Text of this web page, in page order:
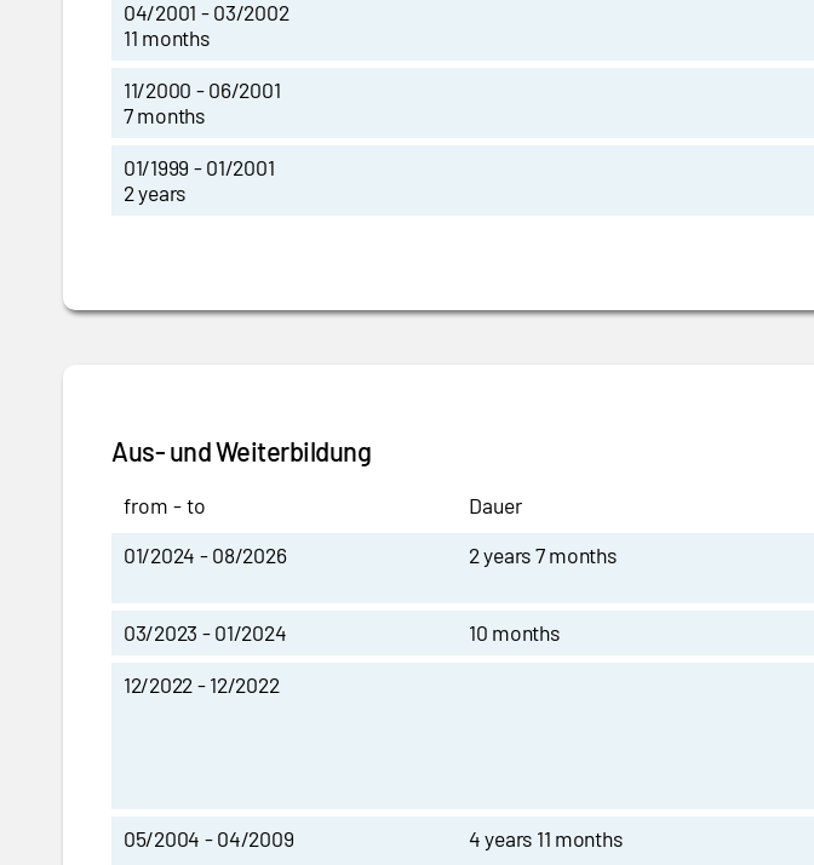
04/2001 - 03/2002
11 months
11/2000 - 06/2001
7 months
01/1999 - 01/2001
2 years
Aus- und Weiterbildung
from - to Dauer
01/2024 - 08/2026
2 years 7 months
03/2023 - 01/2024 10 months
12/2022 - 12/2022
05/2004 - 04/2009 4 years 11 months